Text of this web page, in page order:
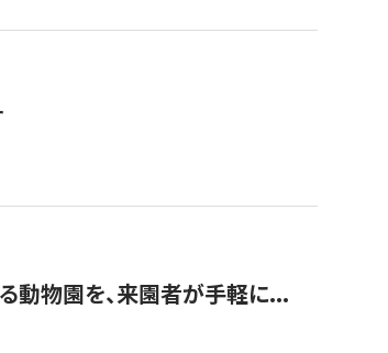
動物園を、来園者が手軽に...